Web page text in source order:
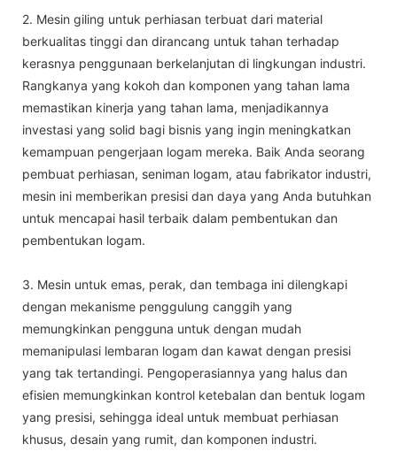
2. Mesin giling untuk perhiasan terbuat dari material
berkualitas tinggi dan dirancang untuk tahan terhadap
kerasnya penggunaan berkelanjutan di lingkungan industri.
Rangkanya yang kokoh dan komponen yang tahan lama
memastikan kinerja yang tahan lama, menjadikannya
investasi yang solid bagi bisnis yang ingin meningkatkan
kemampuan pengerjaan logam mereka. Baik Anda seorang
pembuat perhiasan, seniman logam, atau fabrikator industri,
mesin ini memberikan presisi dan daya yang Anda butuhkan
untuk mencapai hasil terbaik dalam pembentukan dan
pembentukan logam.
3. Mesin untuk emas, perak, dan tembaga ini dilengkapi
dengan mekanisme penggulung canggih yang
memungkinkan pengguna untuk dengan mudah
memanipulasi lembaran logam dan kawat dengan presisi
yang tak tertandingi. Pengoperasiannya yang halus dan
efisien memungkinkan kontrol ketebalan dan bentuk logam
yang presisi, sehingga ideal untuk membuat perhiasan
khusus, desain yang rumit, dan komponen industri.